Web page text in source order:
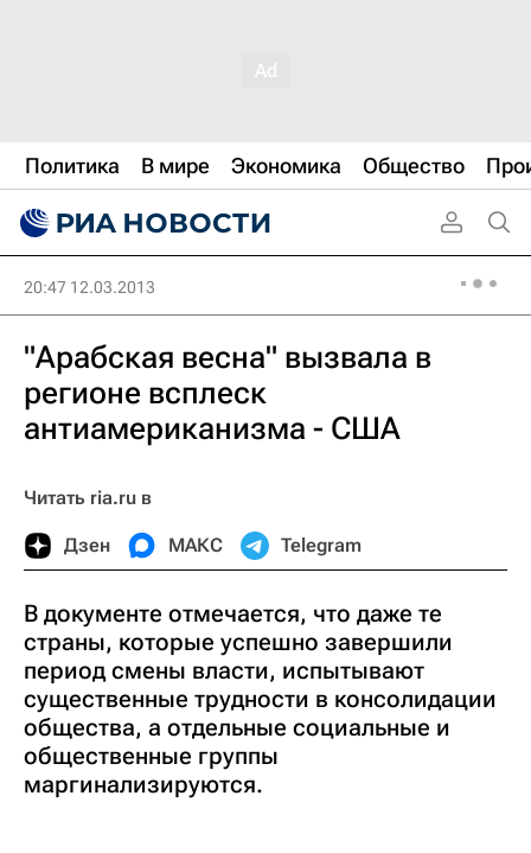
Политика В мире Экономика Общество
20:47 12.03.2013
"Арабская весна" вызвала в
регионе всплеск
антиамериканизма - США
Читать ria.ru в
Дзен МАКС Telegram
В документе отмечается, что даже те
страны, которые успешно завершили
период смены власти, испытывают
существенные трудности в консолидации
общества, а отдельные социальные и
общественные группы
маргинализируются.